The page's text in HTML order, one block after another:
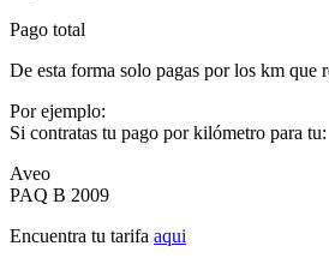
Pago total
De esta forma solo pagas por los km que
Por ejemplo:
Si contratas tu pago por kilómetro para tu:
Aveo
PAQ B 2009
Encuentra tu tarifa aqui